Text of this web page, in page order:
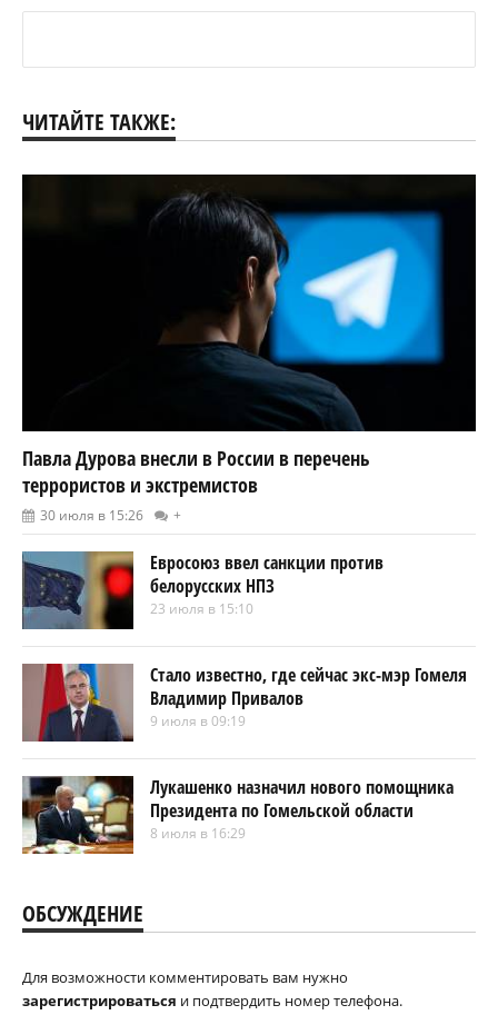
ЧИТАЙТЕ ТАКЖЕ:
Павла Дурова внесли в России в перечень
террористов и экстремистов
30 июля в 15:26 +
Евросоюз ввел санкции против
белорусских НПЗ
23 июля в 15:10
Стало известно, где сейчас экс-мэр Гомеля
Владимир Привалов
9 июля в 09:19
Лукашенко назначил нового помощника
Президента по Гомельской области
8 июля в 16:29
ОБСУЖДЕНИЕ
Для возможности комментировать вам нужно
зарегистрироваться и подтвердить номер телефона.